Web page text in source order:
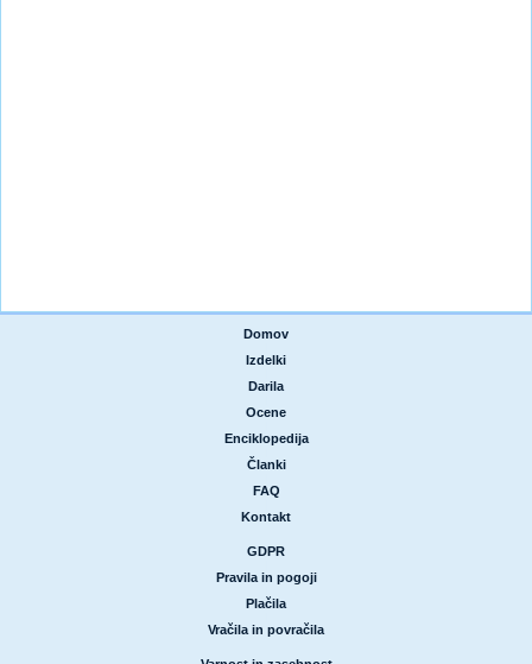
Domov
Izdelki
Darila
Ocene
Enciklopedija
Članki
FAQ
Kontakt
GDPR
Pravila in pogoji
Plačila
Vračila in povračila